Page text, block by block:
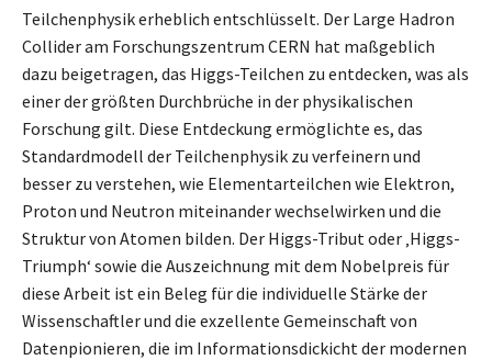
Teilchenphysik erheblich entschlüsselt. Der Large Hadron
Collider am Forschungszentrum CERN hat maßgeblich
dazu beigetragen, das Higgs-Teilchen zu entdecken, was als
einer der größten Durchbrüche in der physikalischen
Forschung gilt. Diese Entdeckung ermöglichte es, das
Standardmodell der Teilchenphysik zu verfeinern und
besser zu verstehen, wie Elementarteilchen wie Elektron,
Proton und Neutron miteinander wechselwirken und die
Struktur von Atomen bilden. Der Higgs-Tribut oder ‚Higgs-
Triumph‘ sowie die Auszeichnung mit dem Nobelpreis für
diese Arbeit ist ein Beleg für die individuelle Stärke der
Wissenschaftler und die exzellente Gemeinschaft von
Datenpionieren, die im Informationsdickicht der modernen